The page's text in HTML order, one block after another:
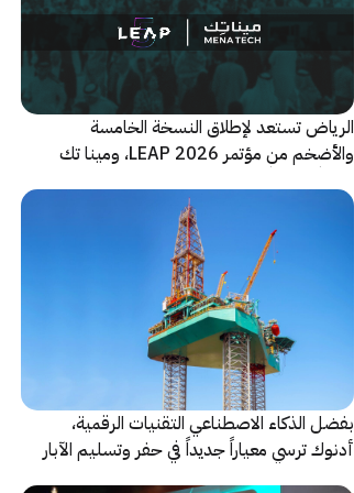
الرياض تستعد لإطلاق النسخة الخامسة
والأضخم من مؤتمر LEAP 2026، ومينا تك
بفضل الذكاء الاصطناعي التقنيات الرقمية،
أدنوك ترسي معياراً جديداً في حفر وتسليم الآبار